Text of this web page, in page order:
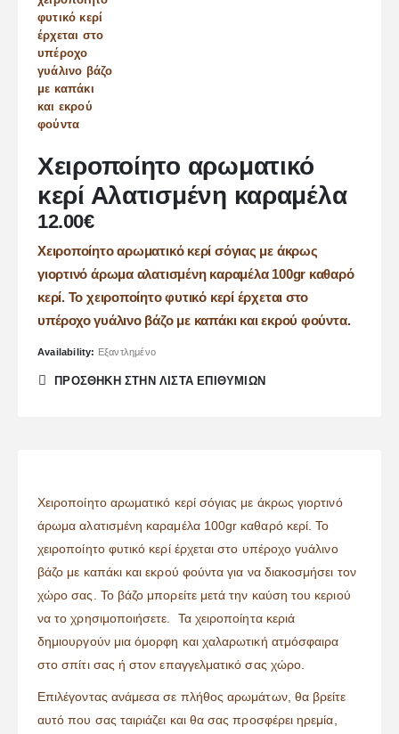
Χειροποίητο αρωματικό
κερί Αλατισμένη καραμέλα
12.00€
Χειροποίητο αρωματικό κερί σόγιας με άκρως
γιορτινό άρωμα αλατισμένη καραμέλα 100gr καθαρό
κερί. Το χειροποίητο φυτικό κερί έρχεται στο
υπέροχο γυάλινο βάζο με καπάκι και εκρού φούντα.
Availability: Εξαντλημένο
ΠΡΌΣΘΉΚΗ ΣΤΗΝ ΛΊΣΤΑ ΕΠΙΘΥΜΙΏΝ
Χειροποίητο αρωματικό κερί σόγιας με άκρως γιορτινό
άρωμα αλατισμένη καραμέλα 100gr καθαρό κερί. Το
χειροποίητο φυτικό κερί έρχεται στο υπέροχο γυάλινο
βάζο με καπάκι και εκρού φούντα για να διακοσμήσει τον
χώρο σας. Το βάζο μπορείτε μετά την καύση του κεριού
να το χρησιμοποιήσετε. Τα χειροποίητα κεριά
δημιουργούν μια όμορφη και χαλαρωτική ατμόσφαιρα
στο σπίτι σας ή στον επαγγελματικό σας χώρο.
Επιλέγοντας ανάμεσα σε πλήθος αρωμάτων, θα βρείτε
αυτό που σας ταιριάζει και θα σας προσφέρει ηρεμία,